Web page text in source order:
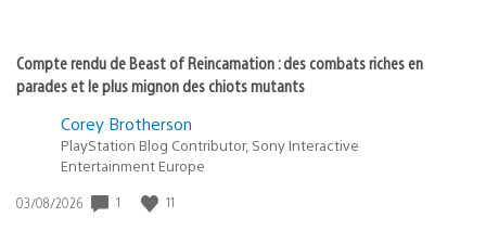
Compte rendu de Beast of Reincarnation : des combats riches en
parades et le plus mignon des chiots mutants
Corey Brotherson
PlayStation Blog Contributor, Sony Interactive
Entertainment Europe
Date
03/08/2026 1 11